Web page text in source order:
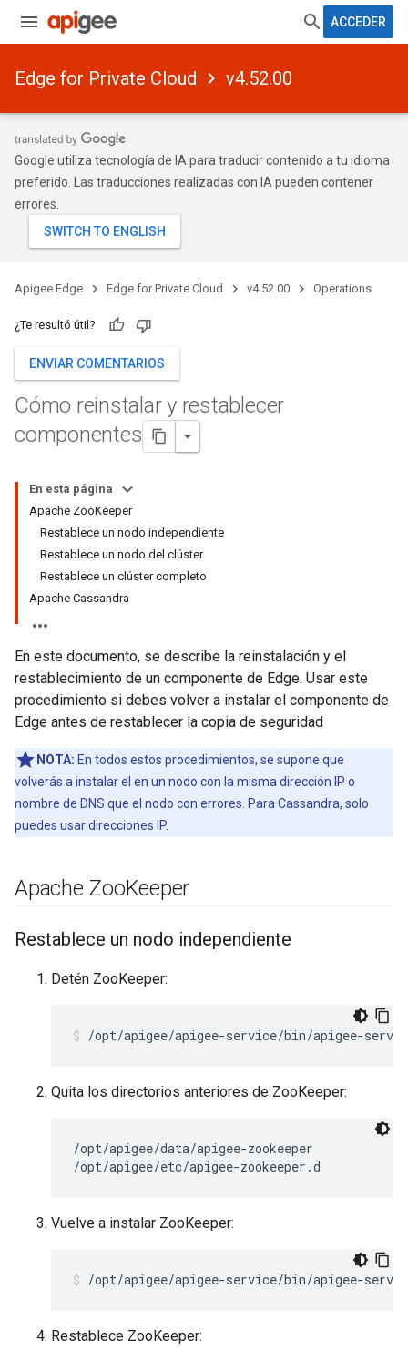
ACCEDER
Edge for Private Cloud v4.52.00
Google utiliza tecnología de IA para traducir contenido a tu idioma
preferido. Las traducciones realizadas con IA pueden contener
errores.
Apigee Edge Edge for Private Cloud v4.52.00 Operations
¿Te resultó útil?
ENVIAR COMENTARIOS
Cómo reinstalar y restablecer
componentes
En esta página
Apache ZooKeeper
Restablece un nodo independiente
Restablece un nodo del clúster
Restablece un clúster completo
Apache Cassandra
En este documento, se describe la reinstalación y el
restablecimiento de un componente de Edge. Usar este
procedimiento si debes volver a instalar el componente de
Edge antes de restablecer la copia de seguridad
NOTA: En todos estos procedimientos, se supone que
volverás a instalar el en un nodo con la misma dirección IP o
nombre de DNS que el nodo con errores. Para Cassandra, solo
puedes usar direcciones IP.
Apache ZooKeeper
Restablece un nodo independiente
Detén ZooKeeper:
/opt/apigee/apigee-service/bin/apigee-
Quita los directorios anteriores de ZooKeeper:
/opt/apigee/data/apigee-zookeeper
/opt/apigee/etc/apigee-zookeeper.d
Vuelve a instalar ZooKeeper:
/opt/apigee/apigee-service/bin/apigee-
Restablece ZooKeeper: